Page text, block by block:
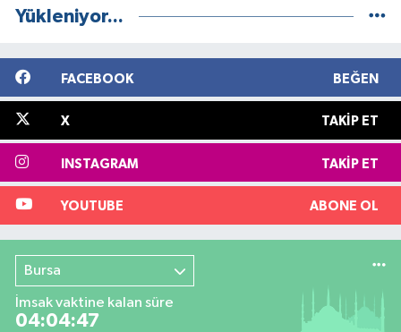
Yükleniyor...
FACEBOOK BEĞEN
X TAKIP ET
INSTAGRAM TAKIP ET
YOUTUBE ABONE OL
Bursa
İmsak vaktine kalan süre
04:04:47